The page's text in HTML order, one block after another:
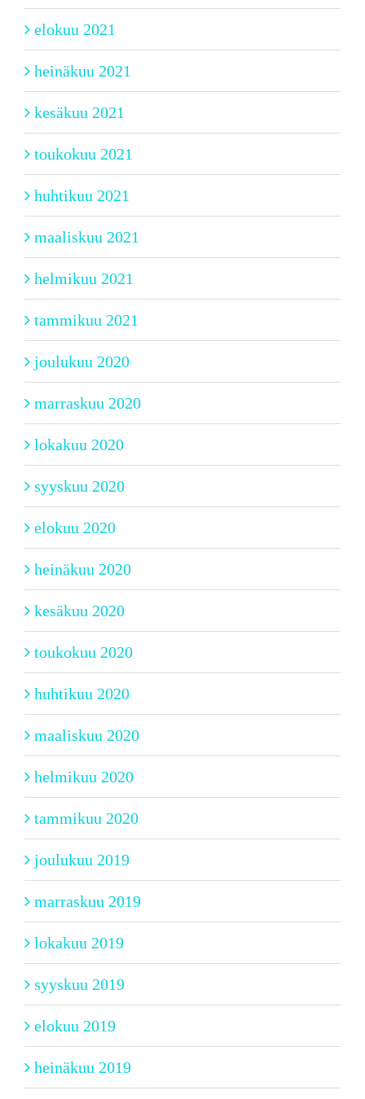
elokuu 2021
heinäkuu 2021
kesäkuu 2021
toukokuu 2021
huhtikuu 2021
maaliskuu 2021
helmikuu 2021
tammikuu 2021
joulukuu 2020
marraskuu 2020
lokakuu 2020
syyskuu 2020
elokuu 2020
heinäkuu 2020
kesäkuu 2020
toukokuu 2020
huhtikuu 2020
maaliskuu 2020
helmikuu 2020
tammikuu 2020
joulukuu 2019
marraskuu 2019
lokakuu 2019
syyskuu 2019
elokuu 2019
heinäkuu 2019